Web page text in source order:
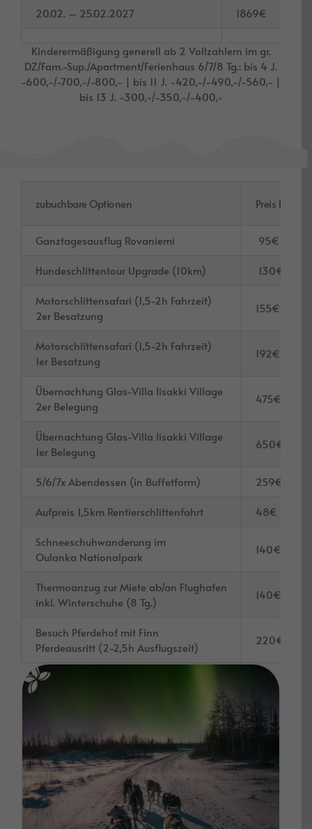
20.02. – 25.02.2027 1869€
Kinderermäßigung generell ab 2 Vollzahlern im gr.
DZ/Fam.-Sup./Apartment/Ferienhaus 6/7/8 Tg.: bis 4 J.
-600,-/-700,-/-800,- | bis 11 J. -420,-/-490,-/-560,- |
bis 13 J. -300,-/-350,-/-400,-
zubuchbare Optionen Preis Erw.
Ganztagesausflug Rovaniemi 95€
Hundeschlittentour Upgrade (10km) 130€
Motorschlittensafari (1,5-2h Fahrzeit)
2er Besatzung
155€
Motorschlittensafari (1,5-2h Fahrzeit)
1er Besatzung
192€
Übernachtung Glas-Villa Iisakki Village
2er Belegung
475€
Übernachtung Glas-Villa Iisakki Village
1er Belegung
650€
5/6/7x Abendessen (in Buffetform) 259€
Aufpreis 1,5km Rentierschlittenfahrt 48€
Schneeschuhwanderung im
Oulanka Nationalpark
140€
Thermoanzug zur Miete ab/an Flughafen
inkl. Winterschuhe (8 Tg.)
140€
Besuch Pferdehof mit Finn
Pferdeausritt (2-2,5h Ausflugszeit)
220€